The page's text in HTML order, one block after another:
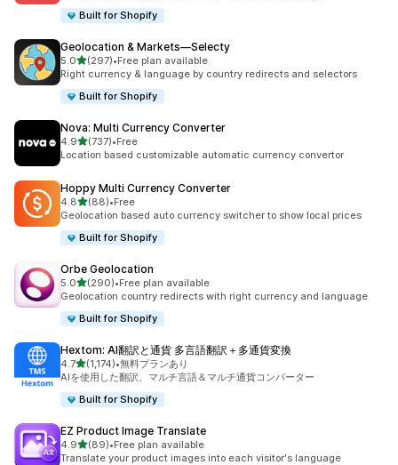
Built for Shopify
Geolocation & Markets—Selecty
5.05つ星中
(297)
合計レビュー数：297件
•Free plan available
Right currency & language by country redirects and selectors
Built for Shopify
Nova: Multi Currency Converter
4.95つ星中
(737)
合計レビュー数：737件
•Free
Location based customizable automatic currency convertor
Hoppy Multi Currency Converter
4.85つ星中
(88)
合計レビュー数：88件
•Free
Geolocation based auto currency switcher to show local prices
Built for Shopify
Orbe Geolocation
5.05つ星中
(290)
合計レビュー数：290件
•Free plan available
Geolocation country redirects with right currency and language
Built for Shopify
Hextom: AI翻訳と通貨 多言語翻訳＋多通貨変換
4.75つ星中
(1,174)
合計レビュー数：1174件
•無料プランあり
AIを使用した翻訳、マルチ言語＆マルチ通貨コンバーター
Built for Shopify
EZ Product Image Translate
4.95つ星中
(89)
合計レビュー数：89件
•Free plan available
Translate your product images into each visitor's language